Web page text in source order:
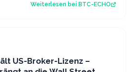
Weiterlesen bei BTC-ECHO
US-Broker-Lizenz –